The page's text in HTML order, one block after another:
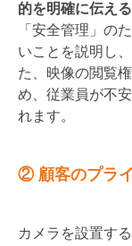
的を明確に伝える
「安全管理」の
いことを説明し
た、映像の閲覧
め、従業員が不
れます。
② 顧客のプラ
カメラを設置す